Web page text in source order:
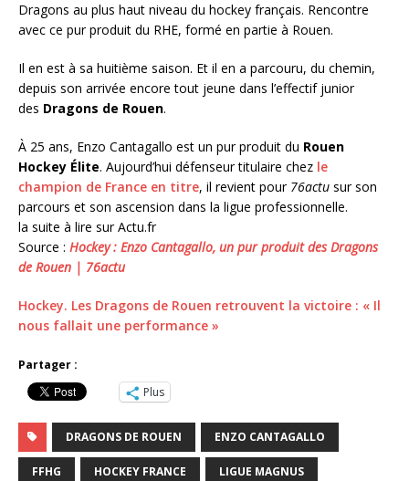
Dragons au plus haut niveau du hockey français. Rencontre
avec ce pur produit du RHE, formé en partie à Rouen.
Il en est à sa huitième saison. Et il en a parcouru, du chemin,
depuis son arrivée encore tout jeune dans l’effectif junior
des Dragons de Rouen.
À 25 ans, Enzo Cantagallo est un pur produit du Rouen
Hockey Élite. Aujourd’hui défenseur titulaire chez le
champion de France en titre, il revient pour 76actu sur son
parcours et son ascension dans la ligue professionnelle.
la suite à lire sur Actu.fr
Source : Hockey : Enzo Cantagallo, un pur produit des Dragons
de Rouen | 76actu
Hockey. Les Dragons de Rouen retrouvent la victoire : « Il
nous fallait une performance »
Partager :
Plus
DRAGONS DE ROUEN ENZO CANTAGALLO
FFHG HOCKEY FRANCE LIGUE MAGNUS